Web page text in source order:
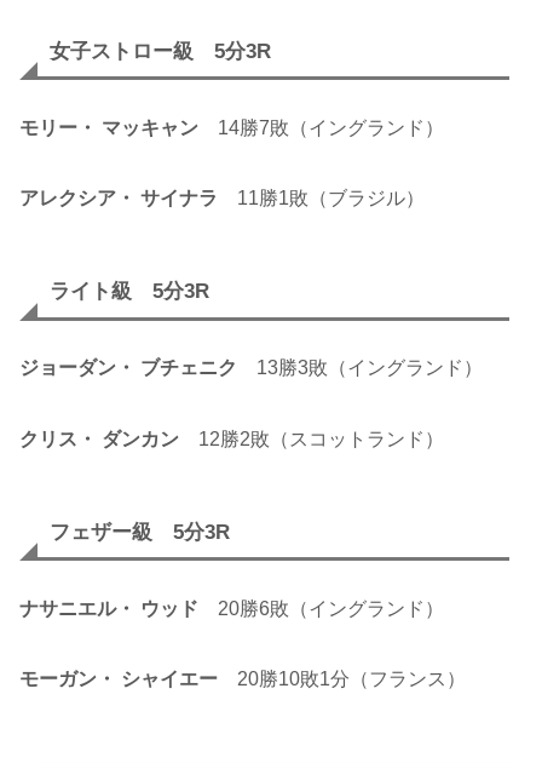
女子ストロー級 5分3R
モリー・ マッキャン 14勝7敗（イングランド）
アレクシア・ サイナラ 11勝1敗（ブラジル）
ライト級 5分3R
ジョーダン・ ブチェニク 13勝3敗（イングランド）
クリス・ ダンカン 12勝2敗（スコットランド）
フェザー級 5分3R
ナサニエル・ ウッド 20勝6敗（イングランド）
モーガン・ シャイエー 20勝10敗1分（フランス）